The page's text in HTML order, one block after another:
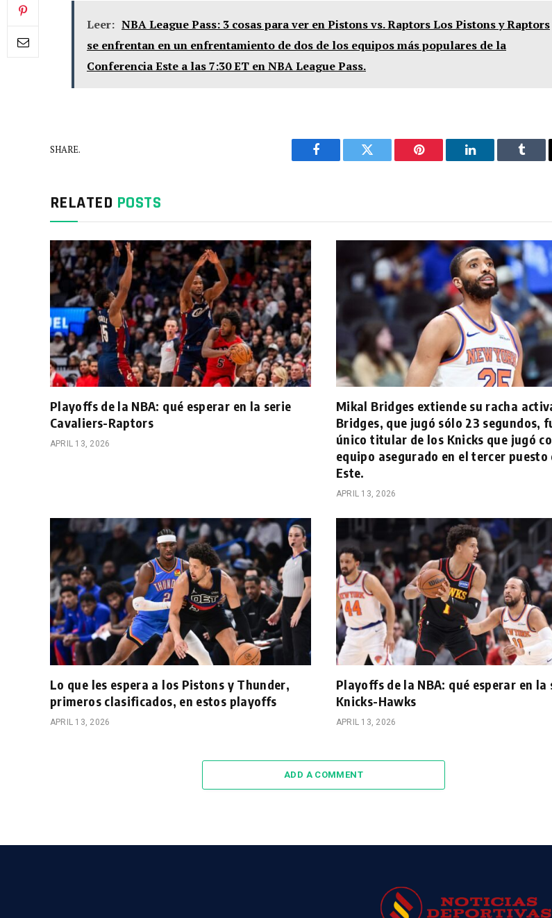
Leer: NBA League Pass: 3 cosas para ver en Pistons vs. Raptors Los Pistons y Raptors
se enfrentan en un enfrentamiento de dos de los equipos más populares de la
Conferencia Este a las 7:30 ET en NBA League Pass.
SHARE.
Facebook Twitter Pinterest LinkedIn
RELATED POSTS
Playoffs de la NBA: qué esperar en la serie
Cavaliers-Raptors
APRIL 13, 2026
Mikal Bridges extiende su racha
Bridges, que jugó sólo 23 segundos,
único titular de los Knicks que jugó
equipo asegurado en el tercer puesto
Este.
APRIL 13, 2026
Lo que les espera a los Pistons y Thunder,
primeros clasificados, en estos playoffs
APRIL 13, 2026
Playoffs de la NBA: qué esperar en la
Knicks-Hawks
APRIL 13, 2026
ADD A COMMENT